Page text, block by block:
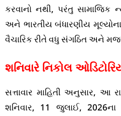
કરવાનો નથી, પરંતુ સામાજિક
અને ભારતીય બંધારણીય
વૈચારિક રીતે વધુ સંગઠિત અને
શનિવારે નિકોલ
સત્તાવાર માહિતી અનુસાર, આ
શનિવાર, 11 જુલાઈ, 2026ના